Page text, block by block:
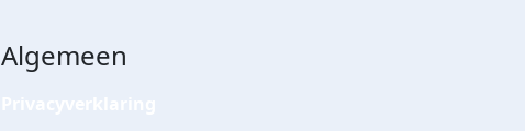
Algemeen